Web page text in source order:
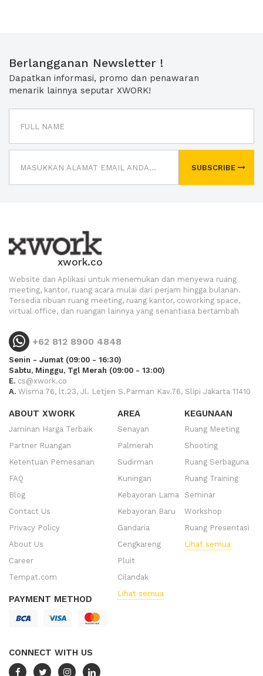
Berlangganan Newsletter !
Dapatkan informasi, promo dan penawaran
menarik lainnya seputar XWORK!
SUBSCRIBE
xwork.co
Website dan Aplikasi untuk menemukan dan menyewa ruang
meeting, kantor, ruang acara mulai dari perjam hingga bulanan.
Tersedia ribuan ruang meeting, ruang kantor, coworking space,
virtual office, dan ruangan lainnya yang senantiasa bertambah
+62 812 8900 4848
Senin - Jumat (09:00 - 16:30)
Sabtu, Minggu, Tgl Merah (09:00 - 13:00)
E. cs@xwork.co
A. Wisma 76, lt.23, Jl. Letjen S.Parman Kav.76, Slipi Jakarta 11410
ABOUT XWORK
Jaminan Harga Terbaik
Partner Ruangan
Ketentuan Pemesanan
FAQ
Blog
Contact Us
Privacy Policy
About Us
Career
Tempat.com
PAYMENT METHOD
CONNECT WITH US
AREA
Senayan
Palmerah
Sudirman
Kuningan
Kebayoran Lama
Kebayoran Baru
Gandaria
Cengkareng
Pluit
Cilandak
Lihat semua
KEGUNAAN
Ruang Meeting
Shooting
Ruang Serbaguna
Ruang Training
Seminar
Workshop
Ruang Presentasi
Lihat semua